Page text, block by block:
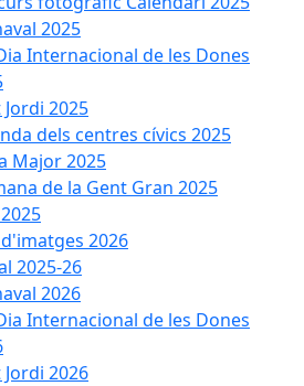
2025
Internacional de les Dones
Jordi 2025
dels centres cívics 2025
Major 2025
de la Gent Gran 2025
2026
2025-26
2026
Internacional de les Dones
Jordi 2026